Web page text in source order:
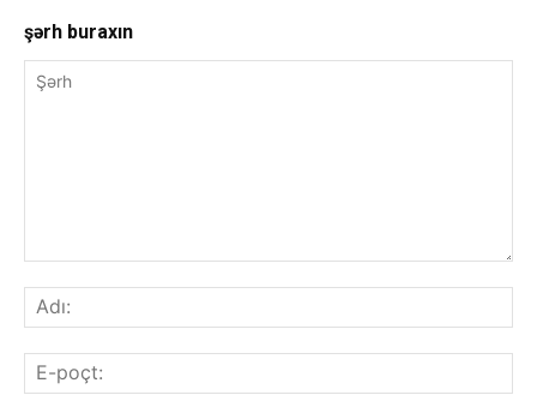
şərh buraxın